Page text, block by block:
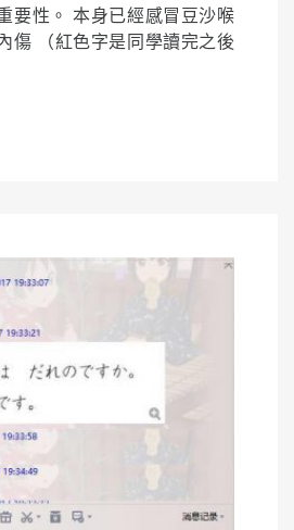
要性。 本身已經感冒豆沙喉
傷 （紅色字是同學讀完之後